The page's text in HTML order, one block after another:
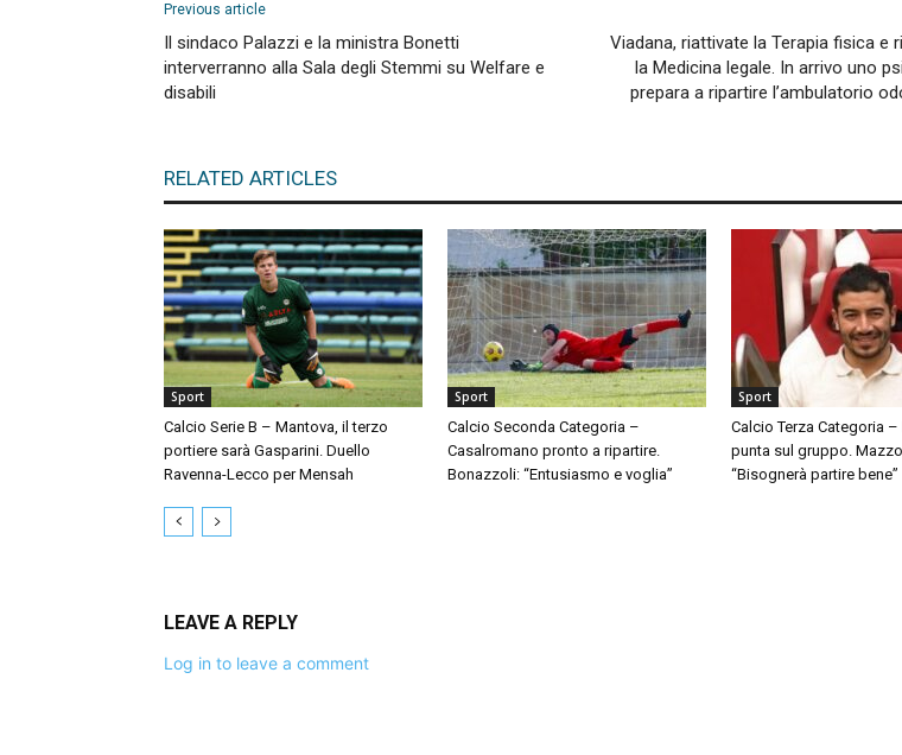
Previous article
Il sindaco Palazzi e la ministra Bonetti
interverranno alla Sala degli Stemmi su Welfare e
disabili
Viadana, riattivate la Terapia fisica e
la Medicina legale. In arrivo uno
prepara a ripartire l’ambulatorio
RELATED ARTICLES
Sport
Calcio Serie B – Mantova, il terzo
portiere sarà Gasparini. Duello
Ravenna-Lecco per Mensah
Sport
Calcio Seconda Categoria –
Casalromano pronto a ripartire.
Bonazzoli: “Entusiasmo e voglia”
Sport
Calcio Terza Categoria –
punta sul gruppo.
“Bisognerà partire bene”
LEAVE A REPLY
Log in to leave a comment